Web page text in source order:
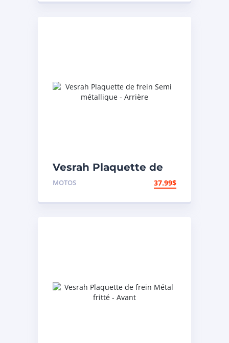
Vesrah Plaquette de
frein Semi métallique
MOTOS 37.99$